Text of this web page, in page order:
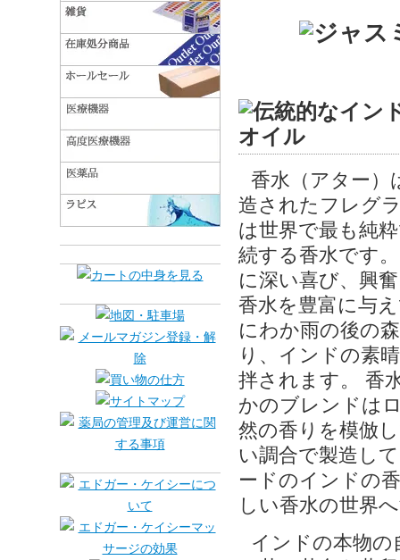
香水（アター）
造されたフレグ
は世界で最も純
続する香水です
に深い喜び、興
香水を豊富に与
にわか雨の後の
り、インドの素
拌されます。 香
かのブレンドは
然の香りを模倣
い調合で製造し
ードのインドの
しい香水の世界
インドの本物の